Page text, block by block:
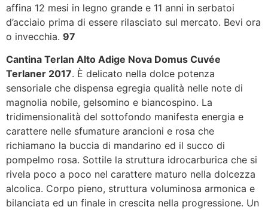
affina 12 mesi in legno grande e 11 anni in serbatoi
d’acciaio prima di essere rilasciato sul mercato. Bevi ora
o invecchia. 97
Cantina Terlan Alto Adige Nova Domus Cuvée
Terlaner 2017. È delicato nella dolce potenza
sensoriale che dispensa egregia qualità nelle note di
magnolia nobile, gelsomino e biancospino. La
tridimensionalità del sottofondo manifesta energia e
carattere nelle sfumature arancioni e rosa che
richiamano la buccia di mandarino ed il succo di
pompelmo rosa. Sottile la struttura idrocarburica che si
rivela poco a poco nel carattere maturo nella dolcezza
alcolica. Corpo pieno, struttura voluminosa armonica e
bilanciata ed un finale in crescita nella progressione. Un